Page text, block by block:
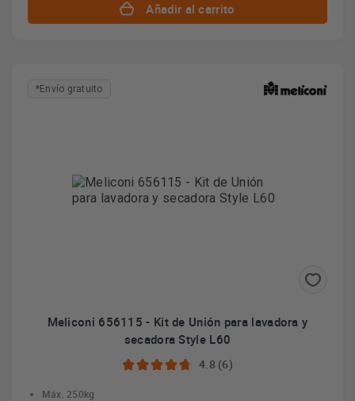
Añadir al carrito
*Envío gratuito
Meliconi 656115 - Kit de Unión para lavadora y
secadora Style L60
4.8 (6)
Máx. 250kg